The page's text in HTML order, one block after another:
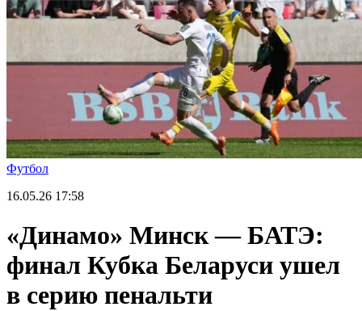
Футбол
16.05.26 17:58
«Динамо» Минск — БАТЭ:
финал Кубка Беларуси ушел
в серию пенальти